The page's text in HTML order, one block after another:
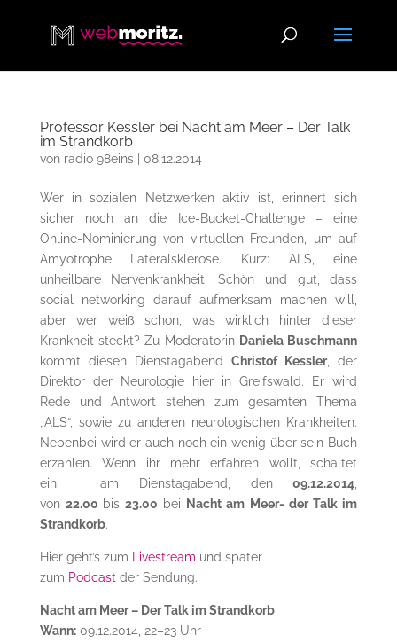
Professor Kessler bei Nacht am Meer – Der Talk
im Strandkorb
von radio 98eins| 08.12.2014
Wer in sozialen Netzwerken aktiv ist, erinnert sich
sicher noch an die Ice-Bucket-Challenge – eine
Online-Nominierung von virtuellen Freunden, um auf
Amyotrophe Lateralsklerose. Kurz: ALS, eine
unheilbare Nervenkrankheit. Schön und gut, dass
social networking darauf aufmerksam machen will,
aber wer weiß schon, was wirklich hinter dieser
Krankheit steckt? Zu Moderatorin Daniela Buschmann
kommt diesen DienstagabendChristof Kessler, der
Direktor der Neurologie hier in Greifswald. Er wird
Rede und Antwort stehen zum gesamten Thema
„ALS“, sowie zu anderen neurologischen Krankheiten.
Nebenbei wird er auch noch ein wenig über sein Buch
erzählen. Wenn ihr mehr erfahren wollt, schaltet
ein: am Dienstagabend, den 09.12.2014
von22.00 bis 23.00 bei
Nacht am Meer- der Talk im
Strandkorb.
Hier geht’s zum Livestream und später
zum Podcast der Sendung.
Nacht am Meer – Der Talk im Strandkorb
Wann:09.12.2014, 22–23 Uhr